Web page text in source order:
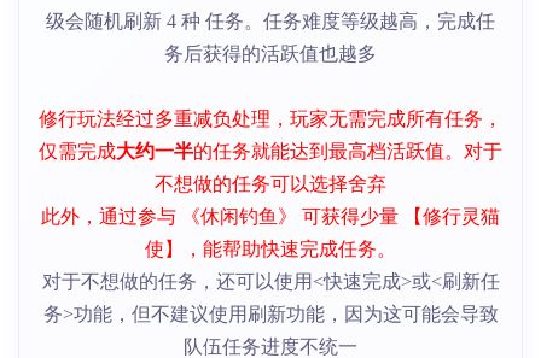
级会随机刷新 4 种 任务。任务难度等级越高，完成任
务后获得的活跃值也越多
修行玩法经过多重减负处理，玩家无需完成所有任务，
仅需完成大约一半的任务就能达到最高档活跃值。对于
不想做的任务可以选择舍弃
此外，通过参与 《休闲钓鱼》 可获得少量 【修行灵猫
使】，能帮助快速完成任务。
对于不想做的任务，还可以使用<快速完成>或<刷新任
务>功能，但不建议使用刷新功能，因为这可能会导致
队伍任务进度不统一